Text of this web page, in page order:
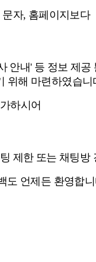
자, 홈페이지보다
안내' 등 정보 제공
위해 마련하였습니
하시어
제한 또는 채팅방
도 언제든 환영합